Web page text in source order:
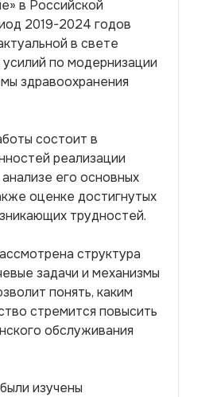
в Российской
2019-2024 годов
в свете
по модернизации
здравоохранения
состоит в
реализации
его основных
оценке достигнутых
трудностей.
структура
задачи и механизмы
понять, каким
стремится повысить
обслуживания
изучены